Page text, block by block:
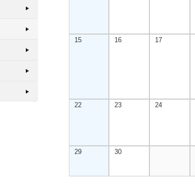
15 16 17
22 23 24
29 30